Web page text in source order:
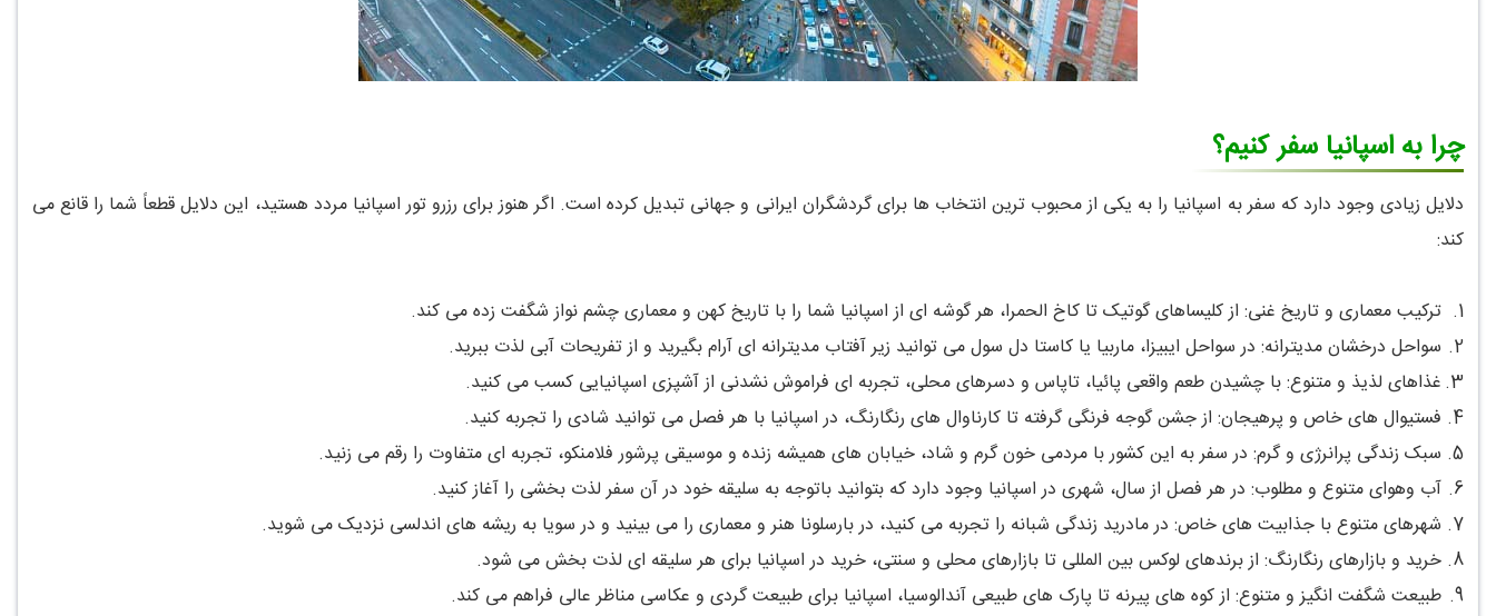
چرا به اسپانیا سفر کنیم؟
دلایل زیادی وجود دارد که سفر به اسپانیا را به یکی از محبوب ترین انتخاب ها برای گردشگران ایرانی و جهانی تبدیل کرده است. اگر هنوز برای رزرو تور اسپانیا مردد هستید، این دلایل قطعاً شما را قانع می
کند:
1. ترکیب معماری و تاریخ غنی: از کلیساهای گوتیک تا کاخ الحمرا، هر گوشه ای از اسپانیا شما را با تاریخ کهن و معماری چشم نواز شگفت زده می کند.
2. سواحل درخشان مدیترانه: در سواحل ایبیزا، ماربیا یا کاستا دل سول می توانید زیر آفتاب مدیترانه ای آرام بگیرید و از تفریحات آبی لذت ببرید.
3. غذاهای لذیذ و متنوع: با چشیدن طعم واقعی پائیا، تاپاس و دسرهای محلی، تجربه ای فراموش نشدنی از آشپزی اسپانیایی کسب می کنید.
4. فستیوال های خاص و پرهیجان: از جشن گوجه فرنگی گرفته تا کارناوال های رنگارنگ، در اسپانیا با هر فصل می توانید شادی را تجربه کنید.
5. سبک زندگی پرانرژی و گرم: در سفر به این کشور با مردمی خون گرم و شاد، خیابان های همیشه زنده و موسیقی پرشور فلامنکو، تجربه ای متفاوت را رقم می زنید.
6. آب وهوای متنوع و مطلوب: در هر فصل از سال، شهری در اسپانیا وجود دارد که بتوانید باتوجه به سلیقه خود در آن سفر لذت بخشی را آغاز کنید.
7. شهرهای متنوع با جذابیت های خاص: در مادرید زندگی شبانه را تجربه می کنید، در بارسلونا هنر و معماری را می بینید و در سویا به ریشه های اندلسی نزدیک می شوید.
8. خرید و بازارهای رنگارنگ: از برندهای لوکس بین المللی تا بازارهای محلی و سنتی، خرید در اسپانیا برای هر سلیقه ای لذت بخش می شود.
9. طبیعت شگفت انگیز و متنوع: از کوه های پیرنه تا پارک های طبیعی آندالوسیا، اسپانیا برای طبیعت گردی و عکاسی مناظر عالی فراهم می کند.